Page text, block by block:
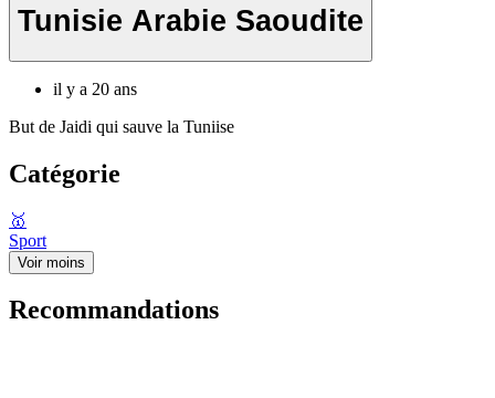
Tunisie Arabie Saoudite
il y a 20 ans
But de Jaidi qui sauve la Tuniise
Catégorie
🥇
Sport
Voir moins
Recommandations